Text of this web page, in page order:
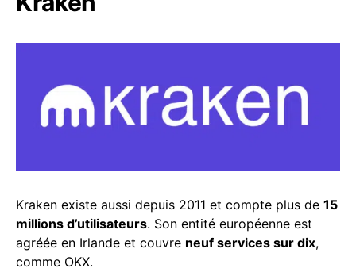
Kraken existe aussi depuis 2011 et compte plus de 15
millions d’utilisateurs. Son entité européenne est
agréée en Irlande et couvre neuf services sur dix,
comme OKX.